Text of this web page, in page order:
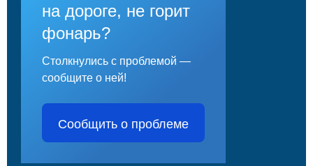
на дороге, не горит
фонарь?
Столкнулись с проблемой —
сообщите о ней!
Сообщить о проблеме